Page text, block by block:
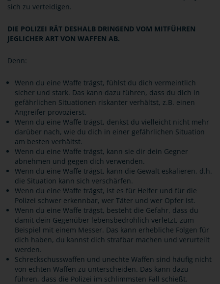
sich zu verteidigen.
DIE POLIZEI RÄT DESHALB DRINGEND VOM MITFÜHREN
JEGLICHER ART VON WAFFEN AB.
Denn:
Wenn du eine Waffe trägst, fühlst du dich vermeintlich
sicher und stark. Das kann dazu führen, dass du dich in
gefährlichen Situationen riskanter verhältst, z.B. einen
Angreifer provozierst.
Wenn du eine Waffe trägst, denkst du vielleicht nicht mehr
darüber nach, wie du dich in einer gefährlichen Situation
am besten verhältst.
Wenn du eine Waffe trägst, kann sie dir dein Gegner
abnehmen und gegen dich verwenden.
Wenn du eine Waffe trägst, kann die Gewalt eskalieren, d.h.
die Situation kann sich verschärfen.
Wenn du eine Waffe trägst, ist es für Helfer und für die
Polizei schwer erkennbar, wer Täter und wer Opfer ist.
Wenn du eine Waffe trägst, besteht die Gefahr, dass du
damit dein Gegenüber lebensbedrohlich verletzt, zum
Beispiel mit einem Messer. Das kann erhebliche Folgen für
dich haben, du kannst dich strafbar machen und verurteilt
werden.
Schreckschusswaffen und unechte Waffen sind häufig nicht
von echten Waffen zu unterscheiden. Das kann dazu
führen, dass die Polizei im schlimmsten Fall schießt.